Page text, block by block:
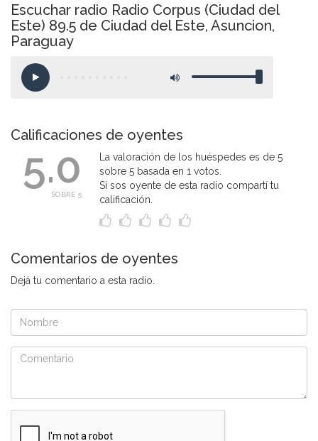
Escuchar radio Radio Corpus (Ciudad del
Este) 89.5 de Ciudad del Este, Asuncion,
Paraguay
Calificaciones de oyentes
5.0
SOBRE 5
La valoración de los huéspedes es de 5
sobre 5 basada en 1 votos.
Si sos oyente de esta radio compartí tu
calificación.
Comentarios de oyentes
Dejá tu comentario a esta radio.